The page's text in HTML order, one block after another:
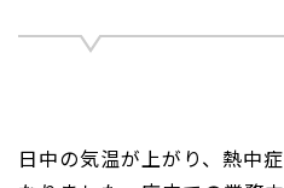
日中の気温が上がり、熱中